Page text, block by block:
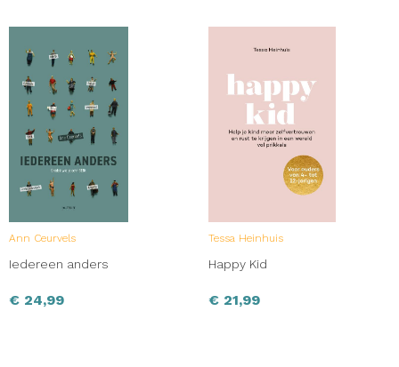
Ann Ceurvels
Iedereen anders
€ 24,99
Tessa Heinhuis
Happy Kid
€ 21,99